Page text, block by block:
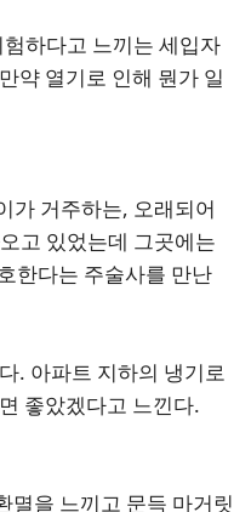
하다고 느끼는 세입자
약 열기로 인해 뭔가 일
가 거주하는, 오래되어
고 있었는데 그곳에는
한다는 주술사를 만난
. 아파트 지하의 냉기로
좋았겠다고 느낀다.
멸을 느끼고 문득 마거릿